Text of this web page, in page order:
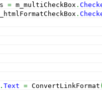
= m_multiCheckBox .
.
.Text = ConvertLinkFormat